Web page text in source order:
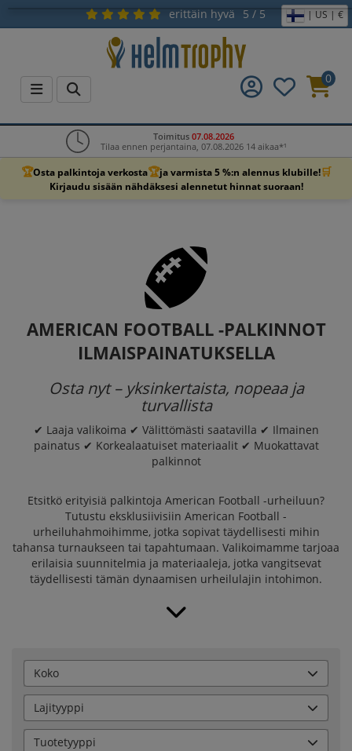
erittäin hyvä 5 / 5 | US | €
0
Toimitus 07.08.2026
Tilaa ennen perjantaina, 07.08.2026 14 aikaa*¹
🏆Osta palkintoja verkosta🏆ja varmista 5 %:n alennus klubille!🛒
Kirjaudu sisään nähdäksesi alennetut hinnat suoraan!
AMERICAN FOOTBALL -PALKINNOT
ILMAISPAINATUKSELLA
Osta nyt – yksinkertaista, nopeaa ja
turvallista
✔ Laaja valikoima ✔ Välittömästi saatavilla ✔ Ilmainen
painatus ✔ Korkealaatuiset materiaalit ✔ Muokattavat
palkinnot
Etsitkö erityisiä palkintoja American Football -urheiluun?
Tutustu eksklusiivisiin American Football -
urheiluhahmoihimme, jotka sopivat täydellisesti mihin
tahansa turnaukseen tai tapahtumaan. Valikoimamme tarjoaa
erilaisia suunnitelmia ja materiaaleja, jotka vangitsevat
täydellisesti tämän dynaamisen urheilulajin intohimon.
Koko
Lajityyppi
Tuotetyyppi